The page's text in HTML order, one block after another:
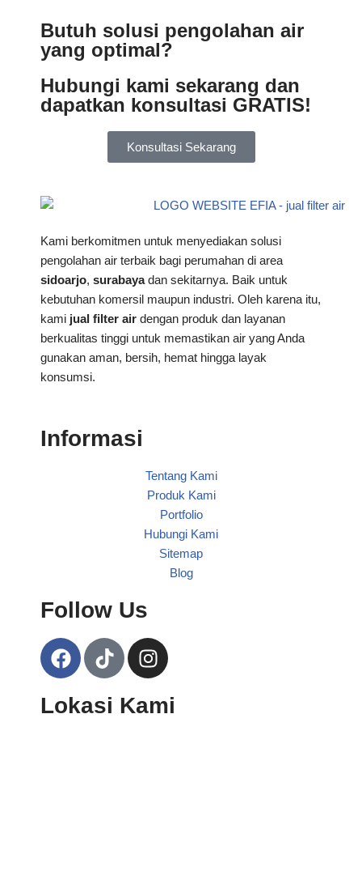
Butuh solusi pengolahan air
yang optimal?
Hubungi kami sekarang dan
dapatkan konsultasi GRATIS!
Konsultasi Sekarang
Kami berkomitmen untuk menyediakan solusi
pengolahan air terbaik bagi perumahan di area
sidoarjo, surabayadan sekitarnya. Baik untuk
kebutuhan komersil maupun industri. Oleh karena itu,
kami jual filter air dengan produk dan layanan
berkualitas tinggi untuk memastikan air yang Anda
gunakan aman, bersih, hemat hingga layak
konsumsi.
Informasi
Tentang Kami
Produk Kami
Portfolio
Hubungi Kami
Sitemap
Blog
Follow Us
Lokasi Kami